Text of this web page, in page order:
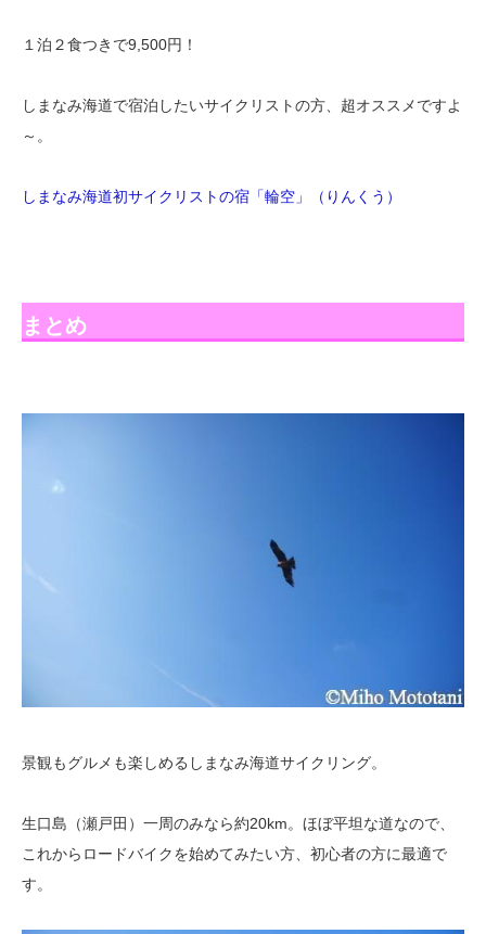
１泊２食つきで9,500円！
しまなみ海道で宿泊したいサイクリストの方、超オススメですよ
～。
しまなみ海道初サイクリストの宿「輪空」（りんくう）
まとめ
景観もグルメも楽しめるしまなみ海道サイクリング。
生口島（瀬戸田）一周のみなら約20km。ほぼ平坦な道なので、
これからロードバイクを始めてみたい方、初心者の方に最適で
す。